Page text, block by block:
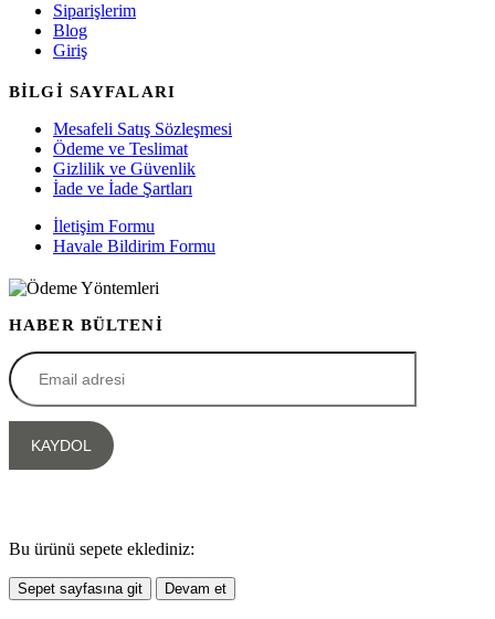
Siparişlerim
Blog
Giriş
BİLGİ SAYFALARI
Mesafeli Satış Sözleşmesi
Ödeme ve Teslimat
Gizlilik ve Güvenlik
İade ve İade Şartları
İletişim Formu
Havale Bildirim Formu
HABER BÜLTENİ
Bu ürünü sepete eklediniz:
Sepet sayfasına git Devam et